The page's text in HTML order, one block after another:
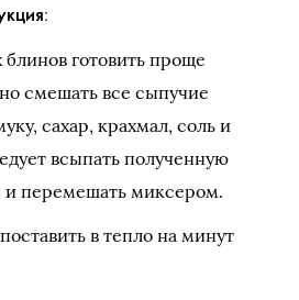
блинов готовить проще
смешать все сыпучие
сахар, крахмал, соль и
всыпать полученную
и перемешать миксером.
в тепло на минут